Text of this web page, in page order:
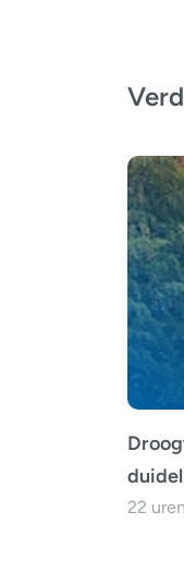
22